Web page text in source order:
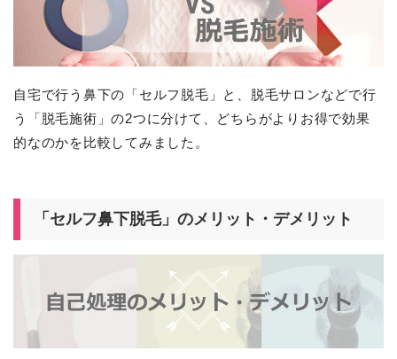
自宅で行う鼻下の「セルフ脱毛」と、脱毛サロンなどで行
う「脱毛施術」の2つに分けて、どちらがよりお得で効果
的なのかを比較してみました。
「セルフ鼻下脱毛」のメリット・デメリット